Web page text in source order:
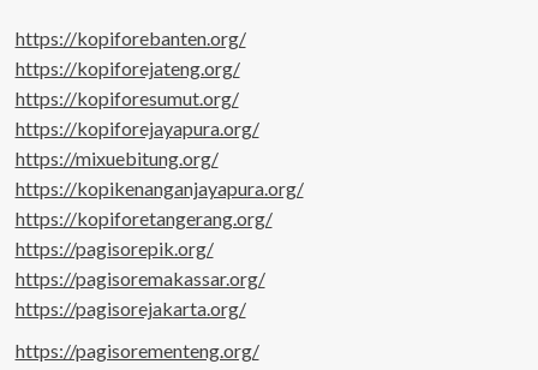
https://kopiforebanten.org/
https://kopiforejateng.org/
https://kopiforesumut.org/
https://kopiforejayapura.org/
https://mixuebitung.org/
https://kopikenanganjayapura.org/
https://kopiforetangerang.org/
https://pagisorepik.org/
https://pagisoremakassar.org/
https://pagisorejakarta.org/
https://pagisorementeng.org/